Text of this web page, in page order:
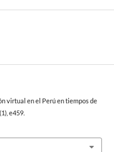
virtual en el Perú en tiempos de
e459.